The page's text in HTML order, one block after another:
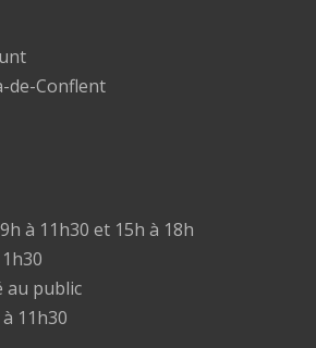
de-Conflent
à 11h30 et 15h à 18h
au public
11h30